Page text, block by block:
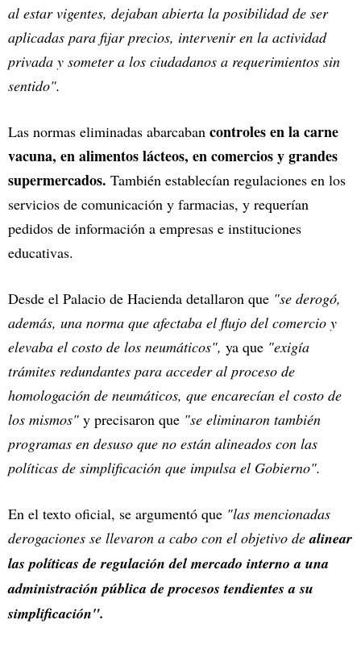
al estar vigentes, dejaban abierta la posibilidad de ser
aplicadas para fijar precios, intervenir en la actividad
privada y someter a los ciudadanos a requerimientos sin
sentido".
Las normas eliminadas abarcaban controles en la carne
vacuna, en alimentos lácteos, en comercios y grandes
supermercados. También establecían regulaciones en los
servicios de comunicación y farmacias, y requerían
pedidos de información a empresas e instituciones
educativas.
Desde el Palacio de Hacienda detallaron que "se derogó,
además, una norma que afectaba el flujo del comercio y
elevaba el costo de los neumáticos", ya que "exigía
trámites redundantes para acceder al proceso de
homologación de neumáticos, que encarecían el costo de
los mismos" y precisaron que "se eliminaron también
programas en desuso que no están alineados con las
políticas de simplificación que impulsa el Gobierno".
En el texto oficial, se argumentó que "las mencionadas
derogaciones se llevaron a cabo con el objetivo dealinear
las políticas de regulación del mercado interno a una
administración pública de procesos tendientes a su
simplificación".